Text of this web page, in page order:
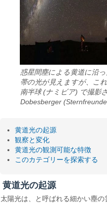
惑星間塵による黄道に沿
帯の光が見えますが、こ
南半球 (ナミビア) で撮影
Dobesberger
黄道光の起源
観察と変化
黄道光の観測可能な特徴
このカテゴリーを探索する
黄道光の起源
太陽光は、と呼ばれる細かい塵